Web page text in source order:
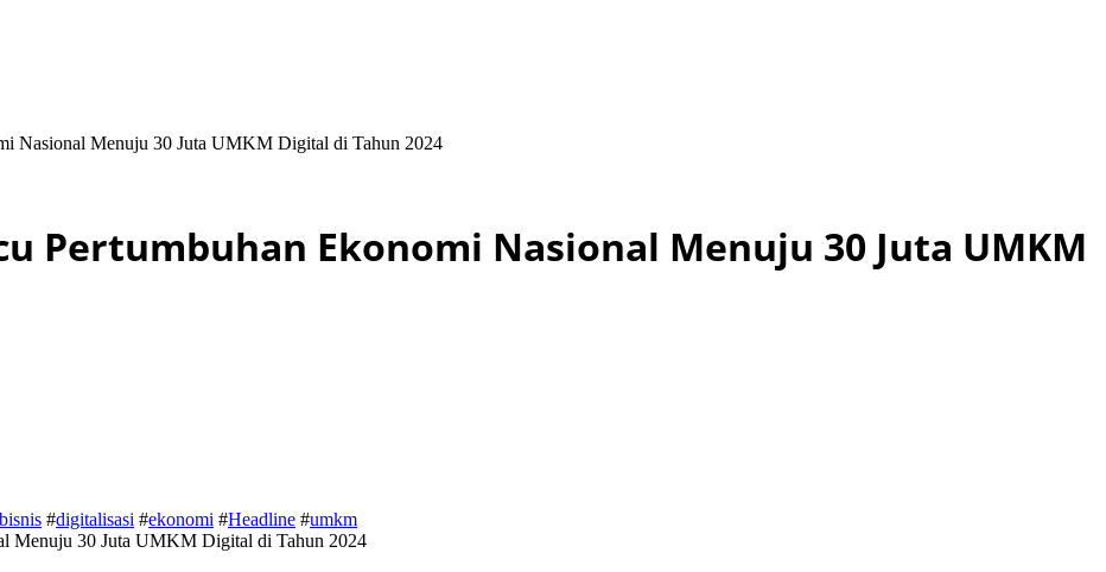
Nasional Menuju 30 Juta UMKM Digital di Tahun 2024
Pertumbuhan Ekonomi Nasional Menuju 30 Juta UMKM
bisnis #digitalisasi #ekonomi #Headline #umkm